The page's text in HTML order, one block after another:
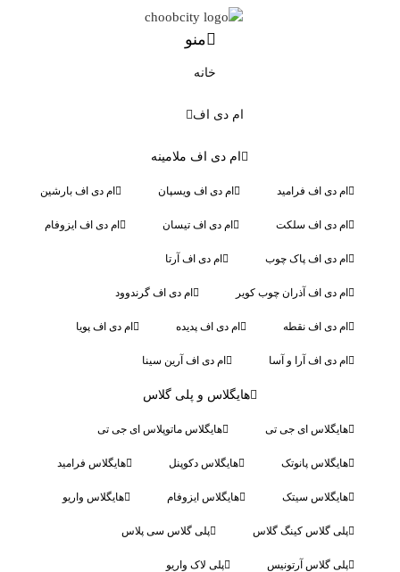
منو
خانه
ام دی اف
ام دی اف ملامینه
ام دی اف فرامید ام دی اف ویسپان ام دی اف بارشین
ام دی اف سلکت ام دی اف تیسان ام دی اف ایزوفام
ام دی اف پاک چوب ام دی اف آرتا
ام دی اف آذران چوب کویر ام دی اف گرندوود
ام دی اف نقطه ام دی اف پدیده ام دی اف پویا
ام دی اف آرا و آسا ام دی اف آرین سینا
هایگلاس و پلی گلاس
هایگلاس ای جی تی هایگلاس ماتوپلاس ای جی تی
هایگلاس پانوتک هایگلاس دکوپنل هایگلاس فرامید
هایگلاس سیتک هایگلاس ایزوفام هایگلاس واریو
پلی گلاس کینگ گلاس پلی گلاس سی پلاس
پلی گلاس آرتونیس پلی لاک واریو